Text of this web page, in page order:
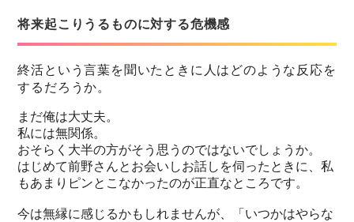
将来起こりうるものに対する危機感
終活という言葉を聞いたときに人はどのような反応を
するだろうか。
まだ俺は大丈夫。
私には無関係。
おそらく大半の方がそう思うのではないでしょうか。
はじめて前野さんとお会いしお話しを伺ったときに、私
もあまりピンとこなかったのが正直なところです。
今は無縁に感じるかもしれませんが、「いつかはやらな